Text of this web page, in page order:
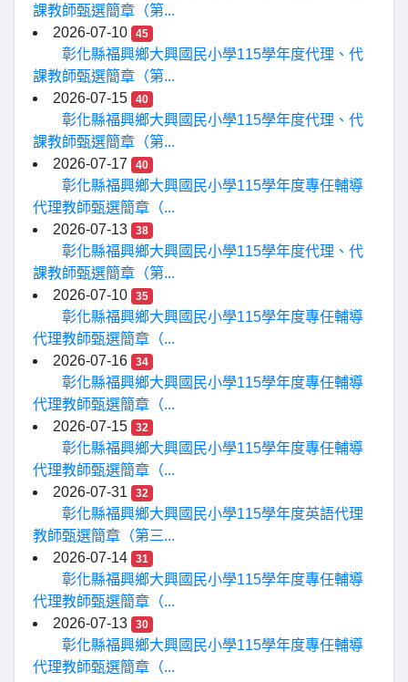
課教師甄選簡章（第...
2026-07-10
45
彰化縣福興鄉大興國民小學115學年度代理、代
課教師甄選簡章（第...
2026-07-15
40
彰化縣福興鄉大興國民小學115學年度代理、代
課教師甄選簡章（第...
2026-07-17
40
彰化縣福興鄉大興國民小學115學年度專任輔導
代理教師甄選簡章（...
2026-07-13
38
彰化縣福興鄉大興國民小學115學年度代理、代
課教師甄選簡章（第...
2026-07-10
35
彰化縣福興鄉大興國民小學115學年度專任輔導
代理教師甄選簡章（...
2026-07-16
34
彰化縣福興鄉大興國民小學115學年度專任輔導
代理教師甄選簡章（...
2026-07-15
32
彰化縣福興鄉大興國民小學115學年度專任輔導
代理教師甄選簡章（...
2026-07-31
32
彰化縣福興鄉大興國民小學115學年度英語代理
教師甄選簡章（第三...
2026-07-14
31
彰化縣福興鄉大興國民小學115學年度專任輔導
代理教師甄選簡章（...
2026-07-13
30
彰化縣福興鄉大興國民小學115學年度專任輔導
代理教師甄選簡章（...